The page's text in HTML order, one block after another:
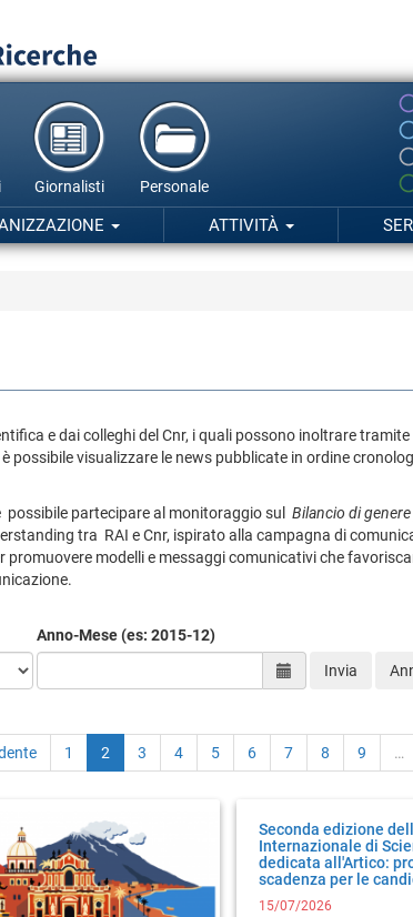
Giornalisti Personale
ATTIVITÀ
e dai colleghi del Cnr, i quali possono inoltrare
possibile visualizzare le news pubblicate in ordine
possibile partecipare al monitoraggio sul Bilancio di
tra RAI e Cnr, ispirato alla campagna di
promuovere modelli e messaggi comunicativi che
Anno-Mese (es: 2015-12)
Selezione data
Invia
1 2 3 4 5 6 7 8 9 …
Seconda edizione
Internazionale di
dedicata all'Artico:
scadenza per le
15/07/2026